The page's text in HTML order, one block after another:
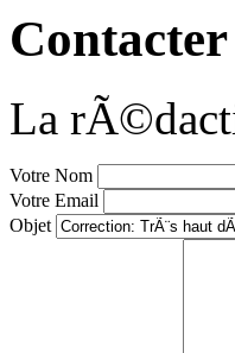
Contacter
La
Votre Nom
Votre Email
Objet